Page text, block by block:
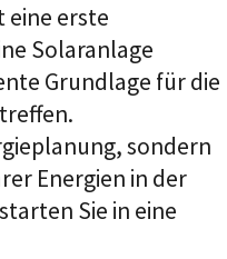
eine erste
Solaranlage
Grundlage für die
sondern
Energien in der
Sie in eine